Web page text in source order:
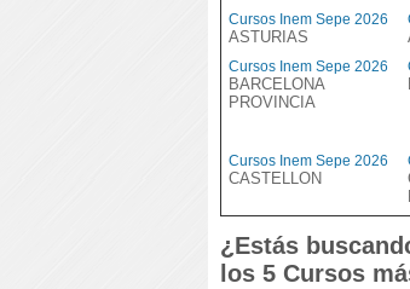
Cursos Inem Sepe 2026
ASTURIAS
Cursos Inem Sepe 2026
BARCELONA
PROVINCIA
Cursos Inem Sepe 2026
CASTELLON
¿Estás
los 5 Cursos